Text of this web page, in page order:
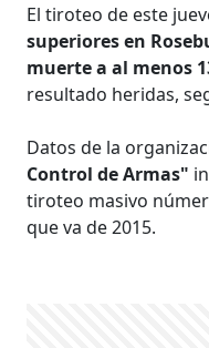
El tiroteo de este
superiores en
muerte a al menos
resultado heridas,
Datos de la
Control de Armas"
tiroteo masivo
que va de 2015.